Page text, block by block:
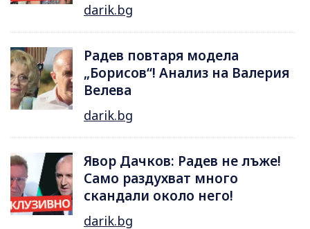
darik.bg
Радев повтаря модела
„Борисов“! Анализ на Валерия
Велева
darik.bg
Явор Дачков: Радев не лъже!
Само раздухват много
скандали около него!
darik.bg